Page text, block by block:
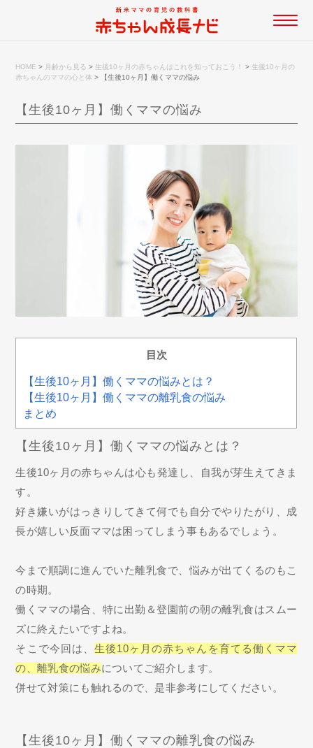
HOME > 月齢から見る >生後10ヶ月の赤ちゃんはこれを知っておこう！ >生後10ヶ月の
赤ちゃんのママの心と体 > 【生後10ヶ月】働くママの悩み
【生後10ヶ月】働くママの悩み
目次
【生後10ヶ月】働くママの悩みとは？
【生後10ヶ月】働くママの離乳食の悩み
まとめ
【生後10ヶ月】働くママの悩みとは？
生後10ヶ月の赤ちゃんは心も発達し、自我が芽生えてきま
す。
好き嫌いがはっきりしてきて何でも自分でやりたがり、成
長が嬉しい反面ママは困ってしまう事もあるでしょう。
今まで順調に進んでいた離乳食で、悩みが出てくるのもこ
の時期。
働くママの場合、特に出勤＆登園前の朝の離乳食はスムー
ズに終えたいですよね。
そこで今回は、生後10ヶ月の赤ちゃんを育てる働くママ
の、離乳食の悩みについてご紹介します。
併せて対策にも触れるので、是非参考にしてください。
【生後10ヶ月】働くママの離乳食の悩み